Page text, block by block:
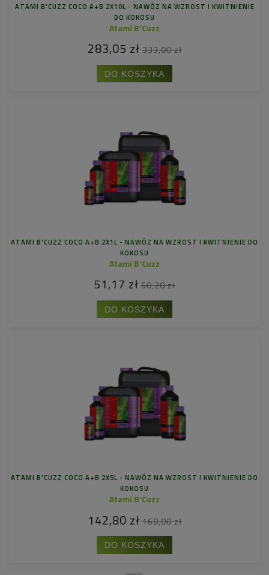
ATAMI B'CUZZ COCO A+B 2X10L - NAWÓZ NA WZROST I KWITNIENIE
DO KOKOSU
Atami B'Cuzz
283,05 zł 333,00 zł
DO KOSZYKA
ATAMI B'CUZZ COCO A+B 2X1L - NAWÓZ NA WZROST I KWITNIENIE DO
KOKOSU
Atami B'Cuzz
51,17 zł 60,20 zł
DO KOSZYKA
ATAMI B'CUZZ COCO A+B 2X5L - NAWÓZ NA WZROST I KWITNIENIE DO
KOKOSU
Atami B'Cuzz
142,80 zł 168,00 zł
DO KOSZYKA